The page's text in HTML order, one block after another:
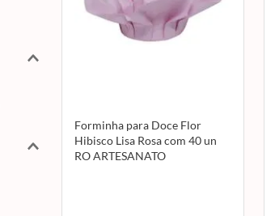
Forminha para Doce Flor
Hibisco Lisa Rosa com 40 un
RO ARTESANATO